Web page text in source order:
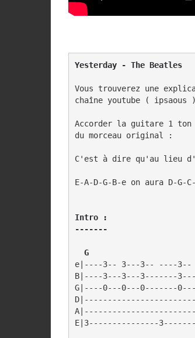
Yesterday - The Beatles
Vous trouverez une
chaîne youtube ( ipsaous )
Accorder la guitare 1
du morceau original :
C'est à dire qu'au lieu
E-A-D-G-B-e on aura D-G-
Intro :
-------
  G
e|----3-- 3---3-- ----3--
B|----3---3---3-------
G|----0---0---0-------